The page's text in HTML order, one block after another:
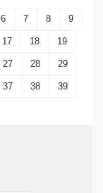
6 7 8 9
17 18 19
27 28 29
37 38 39